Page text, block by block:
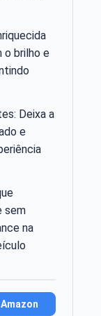
o brilho e
Deixa a
e
sem
na